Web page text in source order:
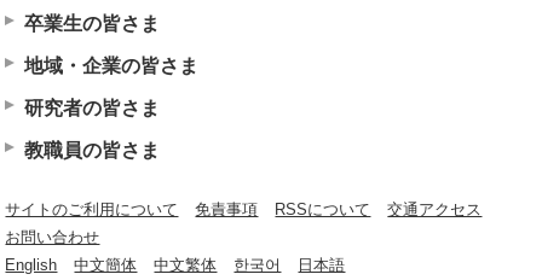
卒業生の皆さま
地域・企業の皆さま
研究者の皆さま
教職員の皆さま
サイトのご利用について 免責事項 RSSについて
交通アクセス
お問い合わせ
English
中文簡体 中文繁体 한국어 日本語